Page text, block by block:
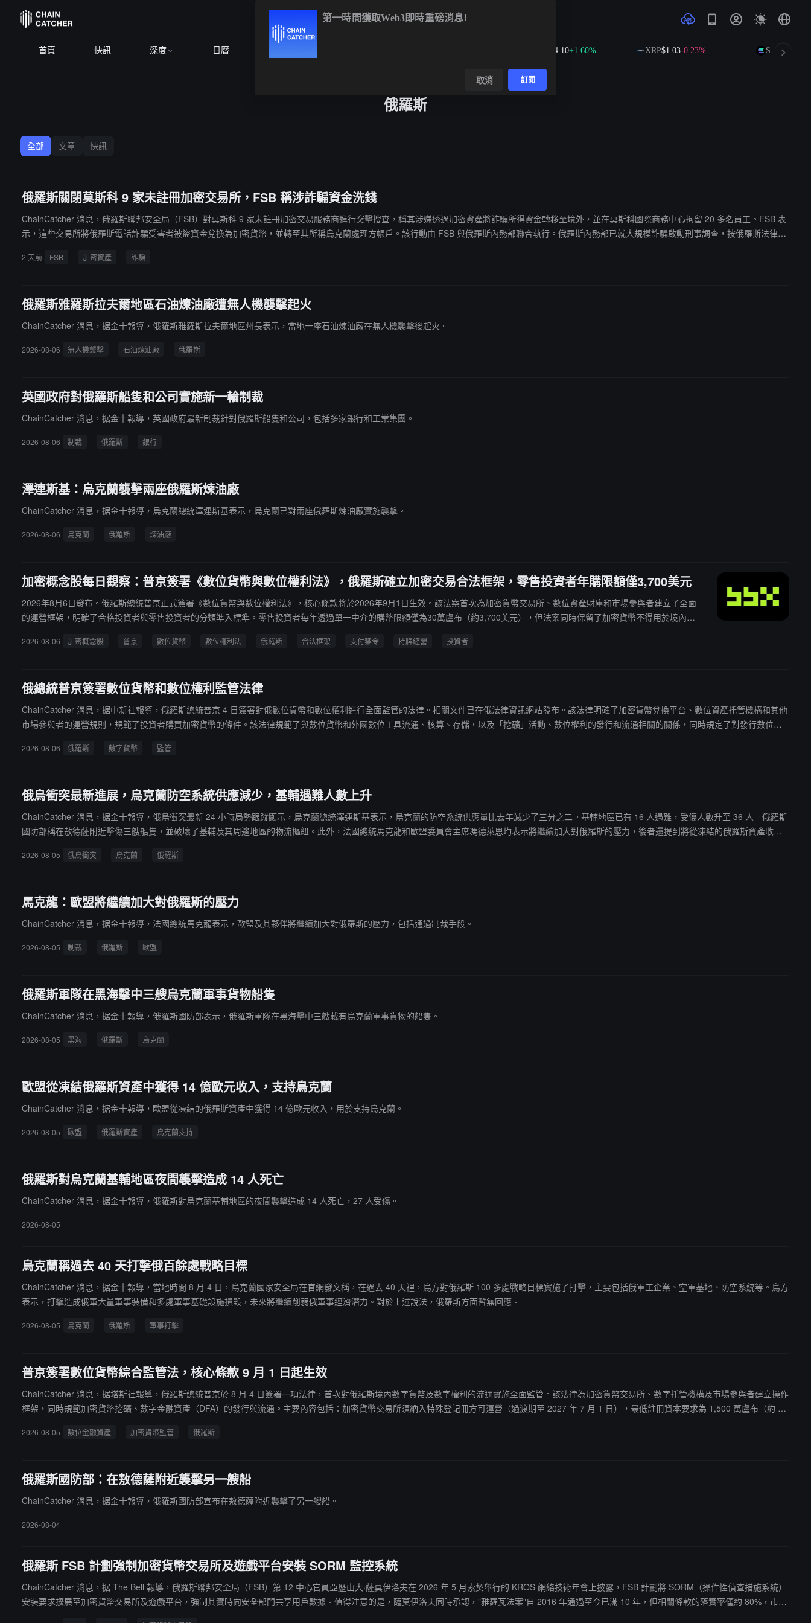
首頁 快訊 深度 日曆 +1.60% XRP $1.03-0.23% SOL $76.36
俄羅斯
全部 文章 快訊
俄羅斯關閉莫斯科 9 家未註冊加密交易所，FSB 稱涉詐騙資金洗錢
ChainCatcher 消息，俄羅斯聯邦安全局（FSB）對莫斯科 9 家未註冊加密交易服務商進行突擊搜查，稱其涉嫌透過加密資產將詐騙所得資金轉移至境外，並在莫斯科國際商務中心拘留 20 多名員工。FSB 表
示，這些交易所將俄羅斯電話詐騙受害者被盜資金兌換為加密貨幣，並轉至其所稱烏克蘭處理方帳戶。該行動由 FSB 與俄羅斯內務部聯合執行。俄羅斯內務部已就大規模詐騙啟動刑事調查，按俄羅斯法律該
2 天前 FSB 加密資產 詐騙
俄羅斯雅羅斯拉夫爾地區石油煉油廠遭無人機襲擊起火
ChainCatcher 消息，据金十報導，俄羅斯雅羅斯拉夫爾地區州長表示，當地一座石油煉油廠在無人機襲擊後起火。
2026-08-06 無人機襲擊 石油煉油廠 俄羅斯
英國政府對俄羅斯船隻和公司實施新一輪制裁
ChainCatcher 消息，据金十報導，英國政府最新制裁針對俄羅斯船隻和公司，包括多家銀行和工業集團。
2026-08-06 制裁 俄羅斯 銀行
澤連斯基：烏克蘭襲擊兩座俄羅斯煉油廠
ChainCatcher 消息，据金十報導，烏克蘭總統澤連斯基表示，烏克蘭已對兩座俄羅斯煉油廠實施襲擊。
2026-08-06 烏克蘭 俄羅斯 煉油廠
加密概念股每日觀察：普京簽署《數位貨幣與數位權利法》，俄羅斯確立加密交易合法框架，零售投資者年購限額僅3,700美元
2026年8月6日發布。俄羅斯總統普京正式簽署《數位貨幣與數位權利法》，核心條款將於2026年9月1日生效。該法案首次為加密貨幣交易所、數位資產財庫和市場參與者建立了全面
的運營框架，明確了合格投資者與零售投資者的分類準入標準。零售投資者每年透過單一中介的購幣限額僅為30萬盧布（約3,700美元），但法案同時保留了加密貨幣不得用於境內支
2026-08-06 加密概念股 普京 數位貨幣 數位權利法 俄羅斯 合法框架 支付禁令 持牌經營 投資者
俄總統普京簽署數位貨幣和數位權利監管法律
ChainCatcher 消息，据中新社報導，俄羅斯總統普京 4 日簽署對俄數位貨幣和數位權利進行全面監管的法律。相關文件已在俄法律資訊網站發布。該法律明確了加密貨幣兌換平台、數位資產托管機構和其他
市場參與者的運營規則，規範了投資者購買加密貨幣的條件。該法律規範了與數位貨幣和外國數位工具流通、核算、存儲，以及「挖礦」活動、數位權利的發行和流通相關的關係，同時規定了對發行數位金
進行加密貨幣交易和相關操作時，使用經紀商、信託管理人、資產管理公司及加密貨幣兌換機構提供的服務。加密貨幣的登記和托管將由俄央行審核通過的相關數位托管機構負責，市場參與者需遵守嚴格的
2026-08-06 俄羅斯 數字貨幣 監管
俄烏衝突最新進展，烏克蘭防空系統供應減少，基輔遇難人數上升
ChainCatcher 消息，据金十報導，俄烏衝突最新 24 小時局勢跟蹤顯示，烏克蘭總統澤連斯基表示，烏克蘭的防空系統供應量比去年減少了三分之二。基輔地區已有 16 人遇難，受傷人數升至 36 人。俄羅斯
國防部稱在敖德薩附近擊傷三艘船隻，並破壞了基輔及其周邊地區的物流樞紐。此外，法國總統馬克龍和歐盟委員會主席馮德萊恩均表示將繼續加大對俄羅斯的壓力，後者還提到將從凍結的俄羅斯資產收益
2026-08-05 俄烏衝突 烏克蘭 俄羅斯
馬克龍：歐盟將繼續加大對俄羅斯的壓力
ChainCatcher 消息，据金十報導，法國總統馬克龍表示，歐盟及其夥伴將繼續加大對俄羅斯的壓力，包括通過制裁手段。
2026-08-05 制裁 俄羅斯 歐盟
俄羅斯軍隊在黑海擊中三艘烏克蘭軍事貨物船隻
ChainCatcher 消息，据金十報導，俄羅斯國防部表示，俄羅斯軍隊在黑海擊中三艘載有烏克蘭軍事貨物的船隻。
2026-08-05 黑海 俄羅斯 烏克蘭
歐盟從凍結俄羅斯資產中獲得 14 億歐元收入，支持烏克蘭
ChainCatcher 消息，据金十報導，歐盟從凍結的俄羅斯資產中獲得 14 億歐元收入，用於支持烏克蘭。
2026-08-05 歐盟 俄羅斯資產 烏克蘭支持
俄羅斯對烏克蘭基輔地區夜間襲擊造成 14 人死亡
ChainCatcher 消息，据金十報導，俄羅斯對烏克蘭基輔地區的夜間襲擊造成 14 人死亡，27 人受傷。
2026-08-05
烏克蘭稱過去 40 天打擊俄百餘處戰略目標
ChainCatcher 消息，据金十報導，當地時間 8 月 4 日，烏克蘭國家安全局在官網發文稱，在過去 40 天裡，烏方對俄羅斯 100 多處戰略目標實施了打擊，主要包括俄軍工企業、空軍基地、防空系統等。烏方
表示，打擊造成俄軍大量軍事裝備和多處軍事基礎設施損毀，未來將繼續削弱俄軍事經濟潛力。對於上述說法，俄羅斯方面暫無回應。
2026-08-05 烏克蘭 俄羅斯 軍事打擊
普京簽署數位貨幣綜合監管法，核心條款 9 月 1 日起生效
ChainCatcher 消息，据塔斯社報導，俄羅斯總統普京於 8 月 4 日簽署一項法律，首次對俄羅斯境內數字貨幣及數字權利的流通實施全面監管。該法律為加密貨幣交易所、數字托管機構及市場參與者建立操作
框架，同時規範加密貨幣挖礦、數字金融資產（DFA）的發行與流通。主要內容包括：加密貨幣交易所須納入特殊登記冊方可運營（過渡期至 2027 年 7 月 1 日），最低註冊資本要求為 1,500 萬盧布（約 1
結涉嫌未經授權的加密貨幣交易資金。法律核心條款將於 2026 年 9 月 1 日起正式生效，部分條款將於 2027 年 7 月 1 日及 9 月 1 日分批實施。
2026-08-05 數位金融資產 加密貨幣監管 俄羅斯
俄羅斯國防部：在敖德薩附近襲擊另一艘船
ChainCatcher 消息，据金十報導，俄羅斯國防部宣布在敖德薩附近襲擊了另一艘船。
2026-08-04
俄羅斯 FSB 計劃強制加密貨幣交易所及遊戲平台安裝 SORM 監控系統
ChainCatcher 消息，据 The Bell 報導，俄羅斯聯邦安全局（FSB）第 12 中心官員亞歷山大·薩莫伊洛夫在 2026 年 5 月索契舉行的 KROS 網絡技術年會上披露，FSB 計劃將 SORM（操作性偵查措施系統）
安裝要求擴展至加密貨幣交易所及遊戲平台，強制其實時向安全部門共享用戶數據。值得注意的是，薩莫伊洛夫同時承認，"雅羅瓦法案"自 2016 年通過至今已滿 10 年，但相關條款的落實率僅約 80%，市場
第一時間獲取Web3即時重磅消息!
取消 訂閱